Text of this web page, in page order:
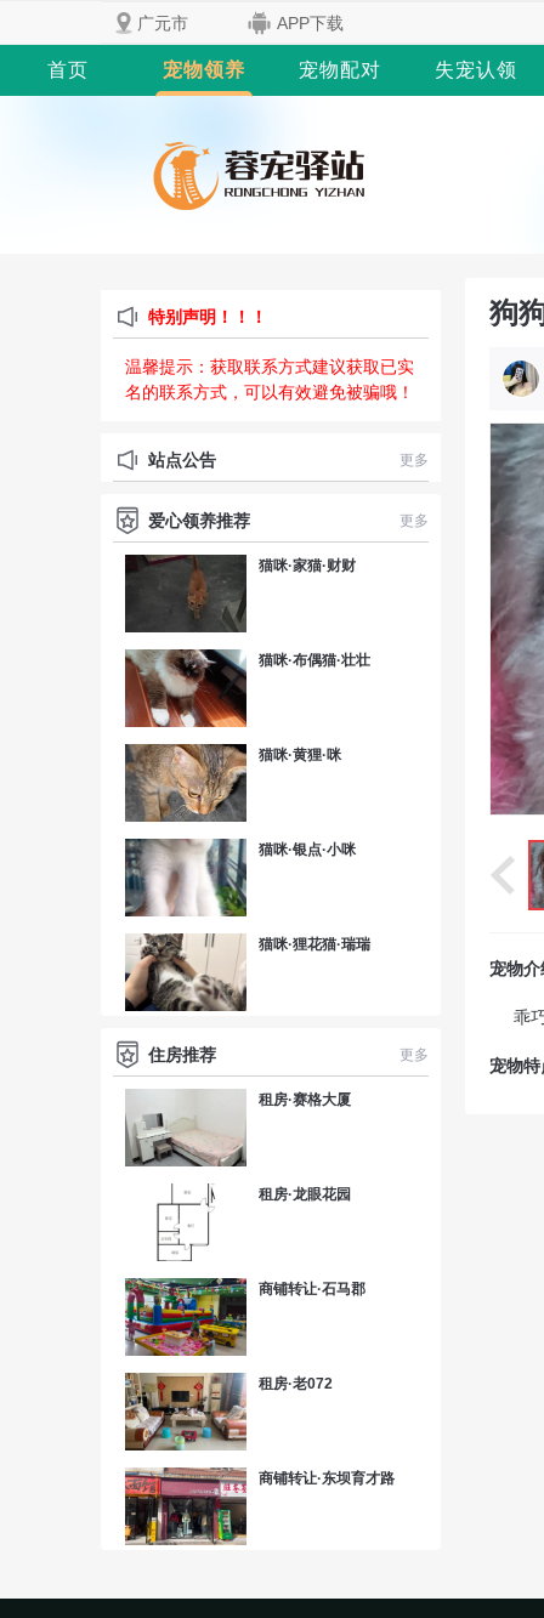
广元市 APP下载
首页 宠物领养 宠物配对 失宠认领
特别声明！！！
温馨提示：获取联系方式建议获取已实
名的联系方式，可以有效避免被骗哦！
站点公告 更多
爱心领养推荐 更多
猫咪·家猫·财财
猫咪·布偶猫·壮壮
猫咪·黄狸·咪
猫咪·银点·小咪
猫咪·狸花猫·瑞瑞
住房推荐 更多
租房·赛格大厦
租房·龙眼花园
商铺转让·石马郡
租房·老072
商铺转让·东坝育才路
狗
宠物介
乖
宠物特